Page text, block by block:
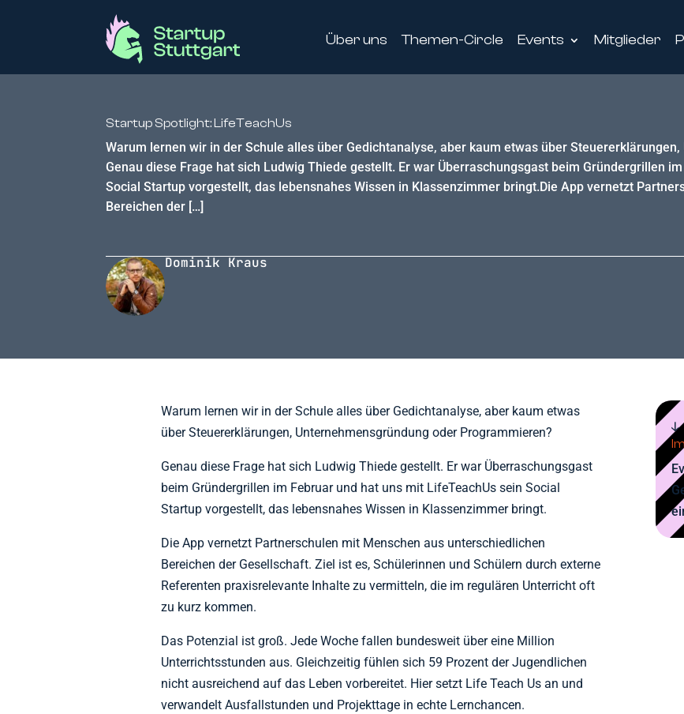
Über uns Themen-Circle Events Mitglieder
Startup Spotlight: LifeTeachUs
Warum lernen wir in der Schule alles über Gedichtanalyse, aber kaum etwas über
Genau diese Frage hat sich Ludwig Thiede gestellt. Er war Überraschungsgast beim Gründergrillen
Social Startup vorgestellt, das lebensnahes Wissen in Klassenzimmer bringt.Die App vernetzt
Bereichen der […]
Dominik Kraus
Warum lernen wir in der Schule alles über Gedichtanalyse, aber kaum etwas
über Steuererklärungen, Unternehmensgründung oder Programmieren?
Genau diese Frage hat sich Ludwig Thiede gestellt. Er war Überraschungsgast
beim Gründergrillen im Februar und hat uns mit LifeTeachUs sein Social
Startup vorgestellt, das lebensnahes Wissen in Klassenzimmer bringt.
Die App vernetzt Partnerschulen mit Menschen aus unterschiedlichen
Bereichen der Gesellschaft. Ziel ist es, Schülerinnen und Schülern durch externe
Referenten praxisrelevante Inhalte zu vermitteln, die im regulären Unterricht oft
zu kurz kommen.
Das Potenzial ist groß. Jede Woche fallen bundesweit über eine Million
Unterrichtsstunden aus. Gleichzeitig fühlen sich 59 Prozent der Jugendlichen
nicht ausreichend auf das Leben vorbereitet. Hier setzt Life Teach Us an und
verwandelt Ausfallstunden und Projekttage in echte Lernchancen.
↓